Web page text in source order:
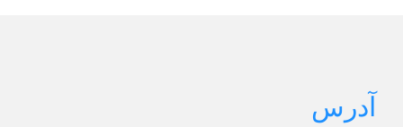
آدرس